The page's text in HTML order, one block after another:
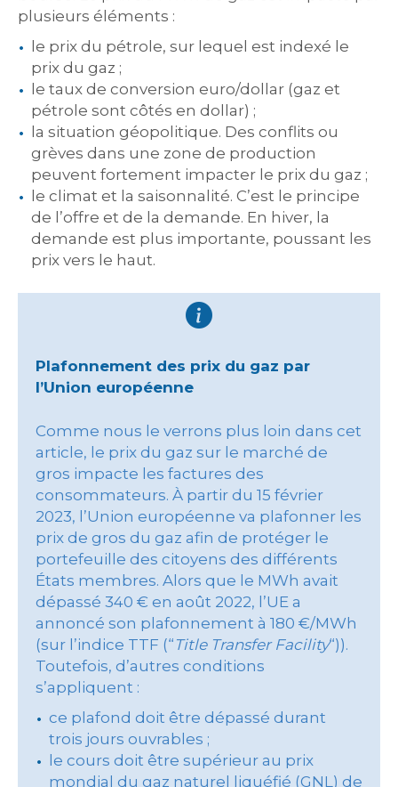
plusieurs éléments :
le prix du pétrole, sur lequel est indexé le
prix du gaz ;
le taux de conversion euro/dollar (gaz et
pétrole sont côtés en dollar) ;
la situation géopolitique. Des conflits ou
grèves dans une zone de production
peuvent fortement impacter le prix du gaz ;
le climat et la saisonnalité. C’est le principe
de l’offre et de la demande. En hiver, la
demande est plus importante, poussant les
prix vers le haut.
Plafonnement des prix du gaz par
l’Union européenne
Comme nous le verrons plus loin dans cet
article, le prix du gaz sur le marché de
gros impacte les factures des
consommateurs. À partir du 15 février
2023, l’Union européenne va plafonner les
prix de gros du gaz afin de protéger le
portefeuille des citoyens des différents
États membres. Alors que le MWh avait
dépassé 340 € en août 2022, l’UE a
annoncé son plafonnement à 180 €/MWh
(sur l’indice TTF (“ Title Transfer Facility“)).
Toutefois, d’autres conditions
s’appliquent :
ce plafond doit être dépassé durant
trois jours ouvrables ;
le cours doit être supérieur au prix
mondial du gaz naturel liquéfié (GNL) de